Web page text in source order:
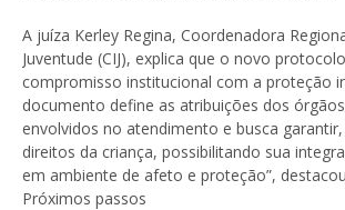
A juíza Kerley Regina, Coordenadora
Juventude (CIJ), explica que o novo
compromisso institucional com a proteção
documento define as atribuições dos órgãos
envolvidos no atendimento e busca
direitos da criança, possibilitando sua
em ambiente de afeto e proteção”,
Próximos passos